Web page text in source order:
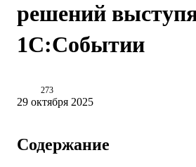
решений
1С:Событии
273
29 октября 2025
Содержание